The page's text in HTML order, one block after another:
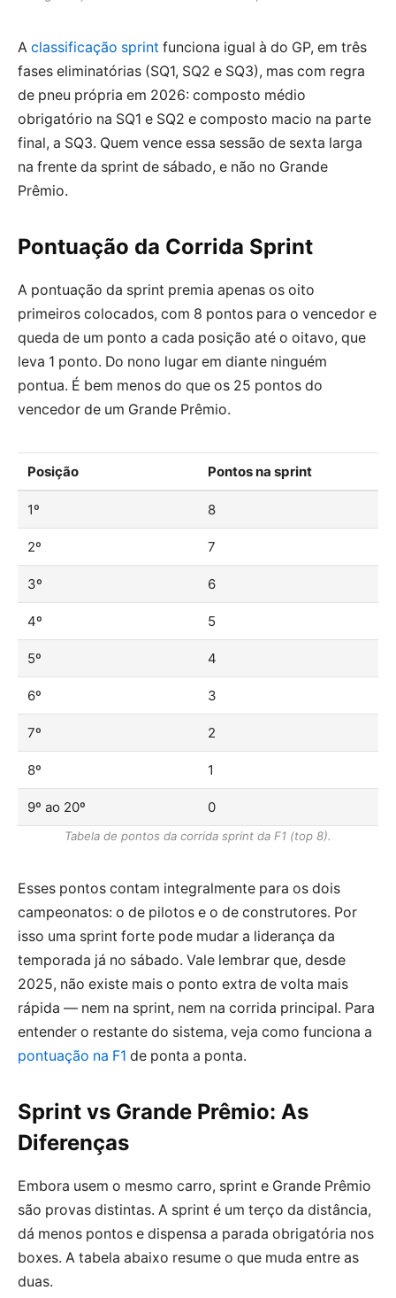
A classificação sprint funciona igual à do GP, em três
fases eliminatórias (SQ1, SQ2 e SQ3), mas com regra
de pneu própria em 2026: composto médio
obrigatório na SQ1 e SQ2 e composto macio na parte
final, a SQ3. Quem vence essa sessão de sexta larga
na frente da sprint de sábado, e não no Grande
Prêmio.
Pontuação da Corrida Sprint
A pontuação da sprint premia apenas os oito
primeiros colocados, com 8 pontos para o vencedor e
queda de um ponto a cada posição até o oitavo, que
leva 1 ponto. Do nono lugar em diante ninguém
pontua. É bem menos do que os 25 pontos do
vencedor de um Grande Prêmio.
Posição Pontos na sprint
1º 8
2º 7
3º 6
4º 5
5º 4
6º 3
7º 2
8º 1
9º ao 20º 0
Tabela de pontos da corrida sprint da F1 (top 8).
Esses pontos contam integralmente para os dois
campeonatos: o de pilotos e o de construtores. Por
isso uma sprint forte pode mudar a liderança da
temporada já no sábado. Vale lembrar que, desde
2025, não existe mais o ponto extra de volta mais
rápida — nem na sprint, nem na corrida principal. Para
entender o restante do sistema, veja como funciona a
pontuação na F1 de ponta a ponta.
Sprint vs Grande Prêmio: As
Diferenças
Embora usem o mesmo carro, sprint e Grande Prêmio
são provas distintas. A sprint é um terço da distância,
dá menos pontos e dispensa a parada obrigatória nos
boxes. A tabela abaixo resume o que muda entre as
duas.